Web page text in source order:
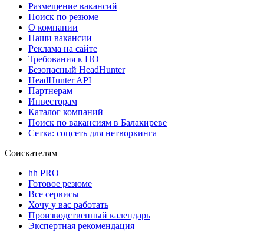
Размещение вакансий
Поиск по резюме
О компании
Наши вакансии
Реклама на сайте
Требования к ПО
Безопасный HeadHunter
HeadHunter API
Партнерам
Инвесторам
Каталог компаний
Поиск по вакансиям в Балакиреве
Сетка: соцсеть для нетворкинга
Соискателям
hh PRO
Готовое резюме
Все сервисы
Хочу у вас работать
Производственный календарь
Экспертная рекомендация